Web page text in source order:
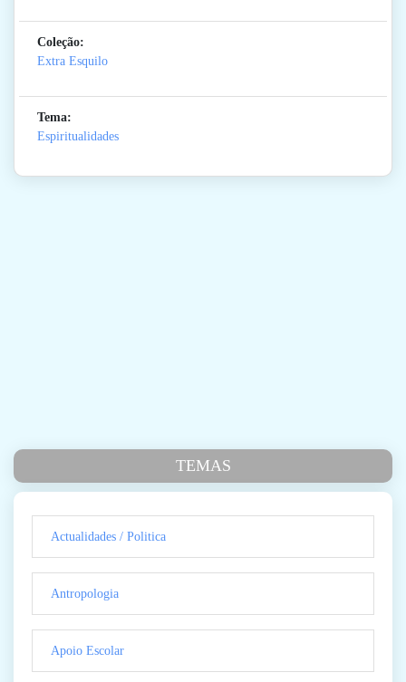
Coleção:
Extra Esquilo
Tema:
Espiritualidades
TEMAS
Actualidades / Politica
Antropologia
Apoio Escolar